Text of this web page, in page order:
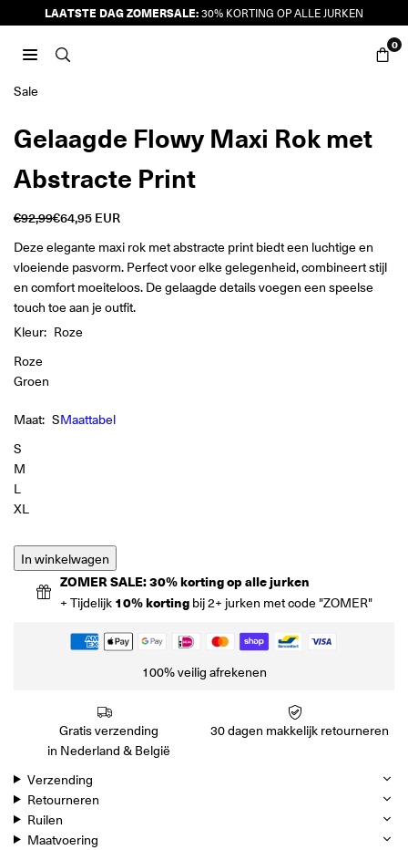
naar
inhoud
LAATSTE DAG ZOMERSALE:30% KORTING OP ALLE JURKEN
0
Sale
Gelaagde Flowy Maxi Rok met
Abstracte Print
Reguliere
prijs
€92,99€64,95 EUR
Deze elegante maxi rok met abstracte print biedt een luchtige en
vloeiende pasvorm. Perfect voor elke gelegenheid, combineert stijl
en comfort moeiteloos. De gelaagde details voegen een speelse
touch toe aan je outfit.
Kleur: Roze
Roze
Groen
Maat: SMaattabel
S
M
L
XL
In winkelwagen
ZOMER SALE: 30% korting op alle jurken
+ Tijdelijk 10% kortingbij 2+ jurken met code "ZOMER"
100% veilig afrekenen
Gratis verzending
in Nederland & België
30 dagen makkelijk retourneren
Verzending
Retourneren
Ruilen
Maatvoering